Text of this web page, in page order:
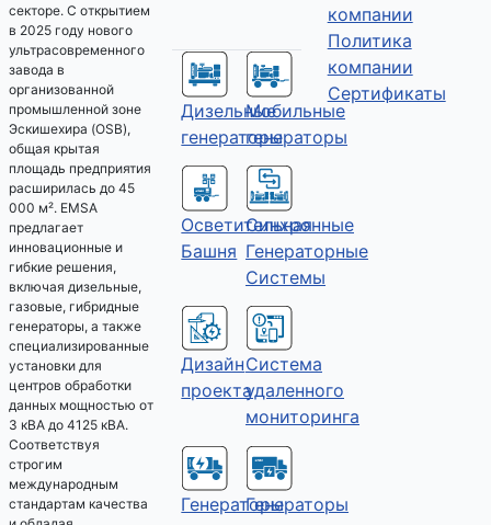
секторе. С открытием
в 2025 году нового
ультрасовременного
завода в
организованной
промышленной зоне
Эскишехира (OSB),
общая крытая
площадь предприятия
расширилась до 45
000 м². EMSA
предлагает
инновационные и
гибкие решения,
включая дизельные,
газовые, гибридные
генераторы, а также
специализированные
установки для
центров обработки
данных мощностью от
3 кВА до 4125 кВА.
Соответствуя
строгим
международным
стандартам качества
Дизельные
генераторы
Мобильные
генераторы
Осветительная
Башня
Синхронные
Генераторные
Системы
Дизайн
проекта
Система
удаленного
мониторинга
ГенераторыГенераторы
компании
Политика
компании
Сертификаты